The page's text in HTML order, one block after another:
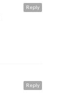
Reply
Reply